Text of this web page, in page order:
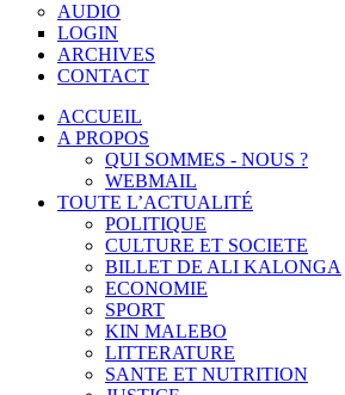
AUDIO
LOGIN
ARCHIVES
CONTACT
ACCUEIL
A PROPOS
QUI SOMMES - NOUS ?
WEBMAIL
TOUTE L’ACTUALITÉ
POLITIQUE
CULTURE ET SOCIETE
BILLET DE ALI KALONGA
ECONOMIE
SPORT
KIN MALEBO
LITTERATURE
SANTE ET NUTRITION